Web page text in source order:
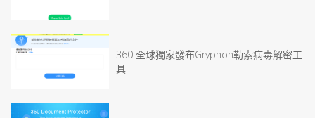
360 全球獨家發布Gryphon勒索病毒解密工
具